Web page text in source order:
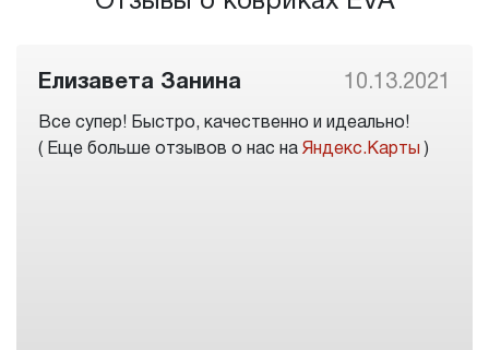
Елизавета Занина 10.13.2021
Все супер! Быстро, качественно и идеально!
( Еще больше отзывов о нас на Яндекс.Карты )